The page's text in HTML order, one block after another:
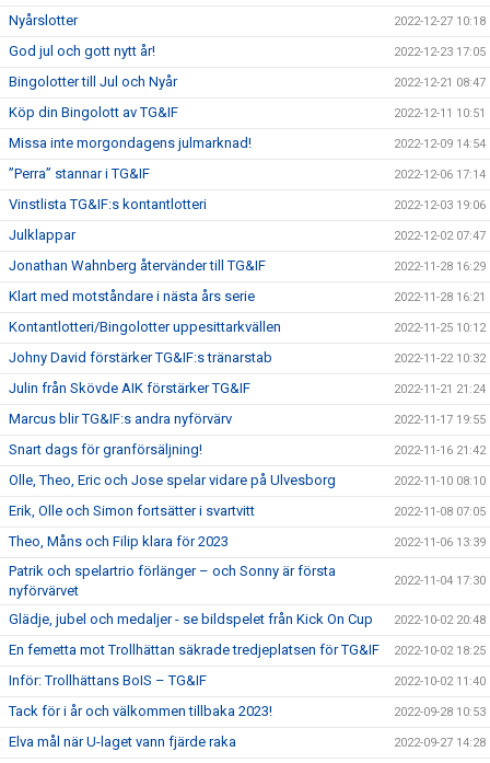
Nyårslotter 2022-12-27 10:18
God jul och gott nytt år! 2022-12-23 17:05
Bingolotter till Jul och Nyår 2022-12-21 08:47
Köp din Bingolott av TG&IF 2022-12-11 10:51
Missa inte morgondagens julmarknad! 2022-12-09 14:54
”Perra” stannar i TG&IF 2022-12-06 17:14
Vinstlista TG&IF:s kontantlotteri 2022-12-03 19:06
Julklappar 2022-12-02 07:47
Jonathan Wahnberg återvänder till TG&IF 2022-11-28 16:29
Klart med motståndare i nästa års serie 2022-11-28 16:21
Kontantlotteri/Bingolotter uppesittarkvällen 2022-11-25 10:12
Johny David förstärker TG&IF:s tränarstab 2022-11-22 10:32
Julin från Skövde AIK förstärker TG&IF 2022-11-21 21:24
Marcus blir TG&IF:s andra nyförvärv 2022-11-17 19:55
Snart dags för granförsäljning! 2022-11-16 21:42
Olle, Theo, Eric och Jose spelar vidare på Ulvesborg 2022-11-10 08:10
Erik, Olle och Simon fortsätter i svartvitt 2022-11-08 07:05
Theo, Måns och Filip klara för 2023 2022-11-06 13:39
Patrik och spelartrio förlänger – och Sonny är första
nyförvärvet
2022-11-04 17:30
Glädje, jubel och medaljer - se bildspelet från Kick On Cup 2022-10-02 20:48
En femetta mot Trollhättan säkrade tredjeplatsen för TG&IF 2022-10-02 18:25
Inför: Trollhättans BoIS – TG&IF 2022-10-02 11:40
Tack för i år och välkommen tillbaka 2023! 2022-09-28 10:53
Elva mål när U-laget vann fjärde raka 2022-09-27 14:28